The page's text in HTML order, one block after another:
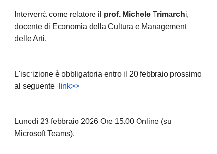
Interverrà come relatore il prof. Michele Trimarchi,
docente di Economia della Cultura e Management
delle Arti.
L'iscrizione è obbligatoria entro il 20 febbraio prossimo
al seguente
link>>
Lunedì 23 febbraio 2026 Ore 15.00 Online (su
Microsoft Teams).